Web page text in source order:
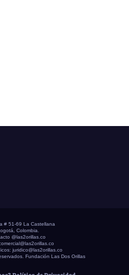
# 51-69 La Castellana
Colombia.
@las2orillas.co
juridico@las2orillas.co
Fundación Las Dos Orillas